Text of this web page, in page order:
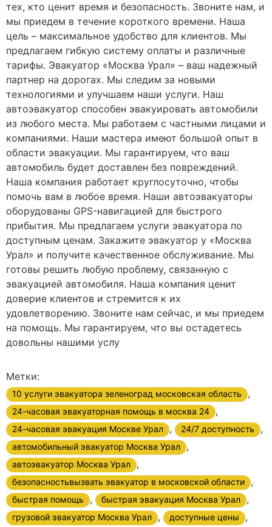
тех, кто ценит время и безопасность. Звоните нам, и
мы приедем в течение короткого времени. Наша
цель – максимальное удобство для клиентов. Мы
предлагаем гибкую систему оплаты и различные
тарифы. Эвакуатор «Москва Урал» – ваш надежный
партнер на дорогах. Мы следим за новыми
технологиями и улучшаем наши услуги. Наш
автоэвакуатор способен эвакуировать автомобили
из любого места. Мы работаем с частными лицами и
компаниями. Наши мастера имеют большой опыт в
области эвакуации. Мы гарантируем, что ваш
автомобиль будет доставлен без повреждений.
Наша компания работает круглосуточно, чтобы
помочь вам в любое время. Наши автоэвакуаторы
оборудованы GPS-навигацией для быстрого
прибытия. Мы предлагаем услуги эвакуатора по
доступным ценам. Закажите эвакуатор у «Москва
Урал» и получите качественное обслуживание. Мы
готовы решить любую проблему, связанную с
эвакуацией автомобиля. Наша компания ценит
доверие клиентов и стремится к их
удовлетворению. Звоните нам сейчас, и мы приедем
на помощь. Мы гарантируем, что вы остадетесь
довольны нашими услу
Метки:
10 услуги эвакуатора зеленоград московская область ,
24-часовая эвакуаторная помощь в москва 24 ,
24-часовая эвакуация Москве Урал , 24/7 доступность ,
автомобильный эвакуатор Москва Урал ,
автоэвакуатор Москва Урал ,
безопасностьвызвать эвакуатор в московской области ,
быстрая помощь , быстрая эвакуация Москва Урал ,
грузовой эвакуатор Москва Урал , доступные цены ,